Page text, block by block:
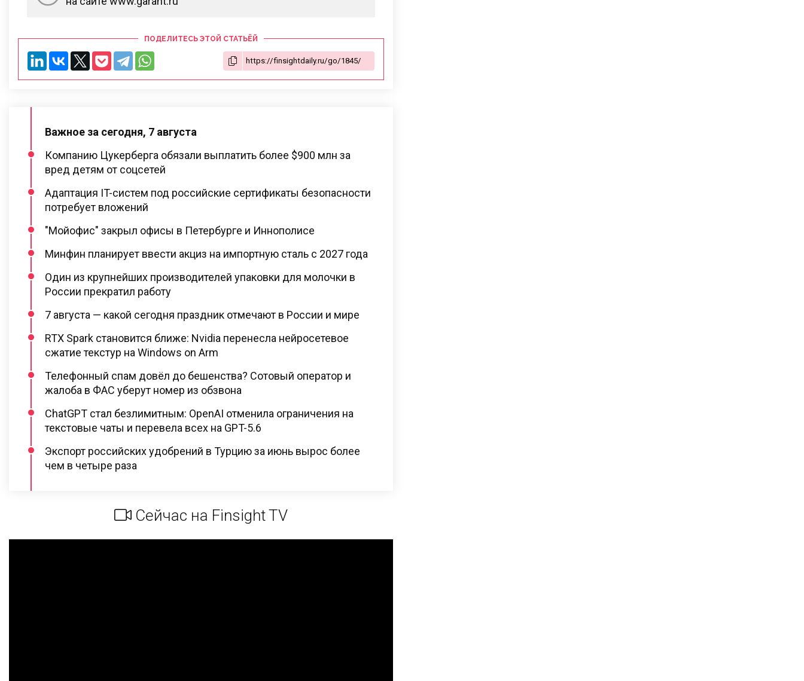
ПОДЕЛИТЕСЬ ЭТОЙ СТАТЬЁЙ
Важное за сегодня, 7 августа
Компанию Цукерберга обязали выплатить более $900 млн за
вред детям от соцсетей
Адаптация IT-систем под российские сертификаты безопасности
потребует вложений
"Мойофис" закрыл офисы в Петербурге и Иннополисе
Минфин планирует ввести акциз на импортную сталь с 2027 года
Один из крупнейших производителей упаковки для молочки в
России прекратил работу
7 августа — какой сегодня праздник отмечают в России и мире
RTX Spark становится ближе: Nvidia перенесла нейросетевое
сжатие текстур на Windows on Arm
Телефонный спам довёл до бешенства? Сотовый оператор и
жалоба в ФАС уберут номер из обзвона
ChatGPT стал безлимитным: OpenAI отменила ограничения на
текстовые чаты и перевела всех на GPT-5.6
Экспорт российских удобрений в Турцию за июнь вырос более
чем в четыре раза
Сейчас на Finsight TV